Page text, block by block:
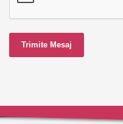
Trimite Mesaj